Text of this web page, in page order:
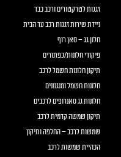
זגגות לטרקטורים ורכב כבד
ניידת שירות זגגות רכב עד הבית
חלון גג – סאן רוף
פיקודי חלונות/כפתורים
תיקון חלונות חשמל לרכב
חלונות חשמל ומנגנונים
חלונות גג סאנרופים לרכבים
תיקון שמשה קדמית לרכב
שמשות לרכב – החלפה ותיקון
הכהיית שמשות לרכב